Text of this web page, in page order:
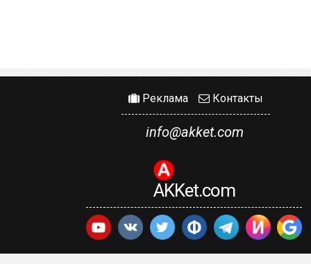
Реклама Контакты
info@akket.com
AKKet.com